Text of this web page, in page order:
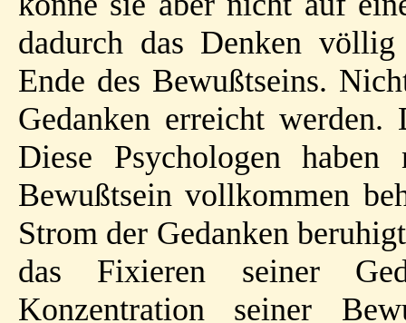
dadurch das Denken
Ende des Bewußtseins.
Gedanken erreicht
Diese Psychologen
Bewußtsein vollkommen
Strom der Gedanken
das Fixieren seiner
Konzentration seiner